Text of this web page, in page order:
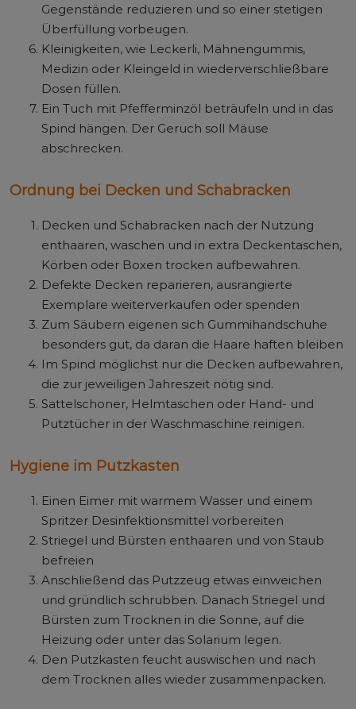
Gegenstände reduzieren und so einer stetigen
Überfüllung vorbeugen.
Kleinigkeiten, wie Leckerli, Mähnengummis,
Medizin oder Kleingeld in wiederverschließbare
Dosen füllen.
Ein Tuch mit Pfefferminzöl beträufeln und in das
Spind hängen. Der Geruch soll Mäuse
abschrecken.
Ordnung bei Decken und Schabracken
Decken und Schabracken nach der Nutzung
enthaaren, waschen und in extra Deckentaschen,
Körben oder Boxen trocken aufbewahren.
Defekte Decken reparieren, ausrangierte
Exemplare weiterverkaufen oder spenden
Zum Säubern eigenen sich Gummihandschuhe
besonders gut, da daran die Haare haften bleiben
Im Spind möglichst nur die Decken aufbewahren,
die zur jeweiligen Jahreszeit nötig sind.
Sattelschoner, Helmtaschen oder Hand- und
Putztücher in der Waschmaschine reinigen.
Hygiene im Putzkasten
Einen Eimer mit warmem Wasser und einem
Spritzer Desinfektionsmittel vorbereiten
Striegel und Bürsten enthaaren und von Staub
befreien
Anschließend das Putzzeug etwas einweichen
und gründlich schrubben. Danach Striegel und
Bürsten zum Trocknen in die Sonne, auf die
Heizung oder unter das Solarium legen.
Den Putzkasten feucht auswischen und nach
dem Trocknen alles wieder zusammenpacken.